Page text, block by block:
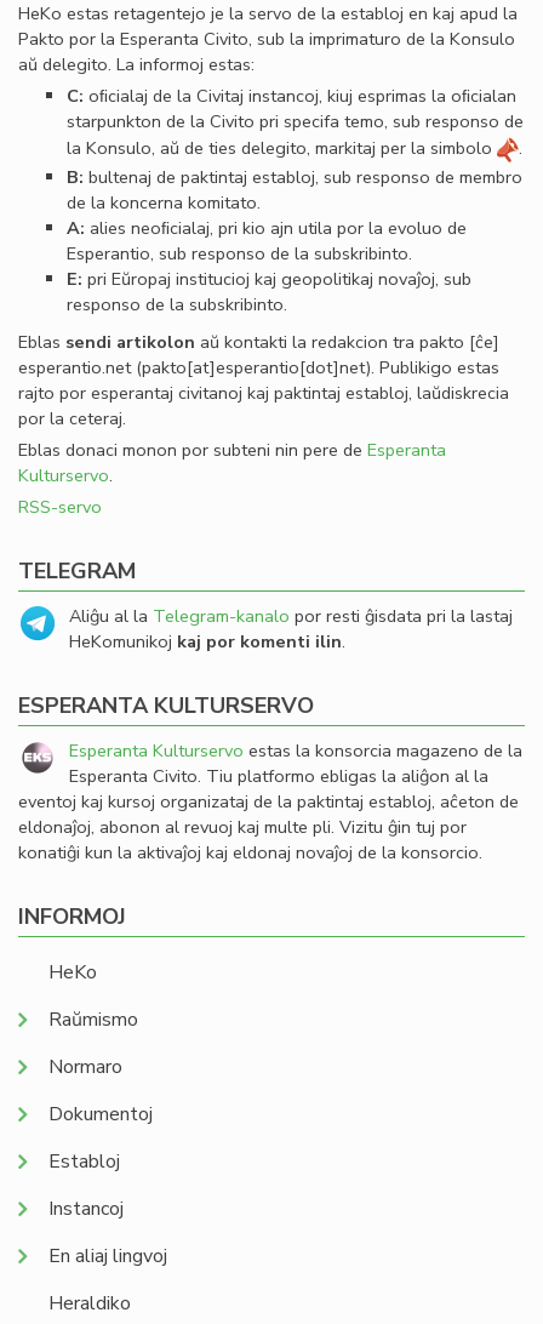
HeKo estas retagentejo je la servo de la establoj en kaj apud la
Pakto por la Esperanta Civito, sub la imprimaturo de la Konsulo
aŭ delegito. La informoj estas:
C: oﬁcialaj de la Civitaj instancoj, kiuj esprimas la oﬁcialan
starpunkton de la Civito pri specifa temo, sub responso de
la Konsulo, aŭ de ties delegito, markitaj per la simbolo
.
B: bultenaj de paktintaj establoj, sub responso de membro
de la koncerna komitato.
A: alies neoﬁcialaj, pri kio ajn utila por la evoluo de
Esperantio, sub responso de la subskribinto.
E: pri Eŭropaj institucioj kaj geopolitikaj novaĵoj, sub
responso de la subskribinto.
Eblas sendi artikolon aŭ kontakti la redakcion tra pakto [ĉe]
esperantio.net(pakto[at]esperantio[dot]net). Publikigo estas
rajto por esperantaj civitanoj kaj paktintaj establoj, laŭdiskrecia
por la ceteraj.
Eblas donaci monon por subteni nin pere de Esperanta
Kulturservo.
RSS-servo
TELEGRAM
Aliĝu al la Telegram-kanalo por resti ĝisdata pri la lastaj
HeKomunikoj kaj por komenti ilin.
ESPERANTA KULTURSERVO
Esperanta Kulturservo estas la konsorcia magazeno de la
Esperanta Civito. Tiu platformo ebligas la aliĝon al la
eventoj kaj kursoj organizataj de la paktintaj establoj, aĉeton de
eldonaĵoj, abonon al revuoj kaj multe pli. Vizitu ĝin tuj por
konatiĝi kun la aktivaĵoj kaj eldonaj novaĵoj de la konsorcio.
INFORMOJ
HeKo
Raŭmismo
Normaro
Dokumentoj
Establoj
Instancoj
En aliaj lingvoj
Heraldiko